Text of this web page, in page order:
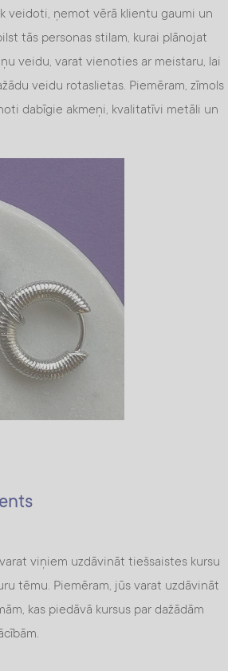
veidoti, ņemot vērā klientu gaumi un
tās personas stilam, kurai plānojat
veidu, varat vienoties ar meistaru, lai
veidu rotaslietas. Piemēram, zīmols
dabīgie akmeņi, kvalitatīvi metāli un
viņiem uzdāvināt tiešsaistes kursu
tēmu. Piemēram, jūs varat uzdāvināt
kas piedāvā kursus par dažādām